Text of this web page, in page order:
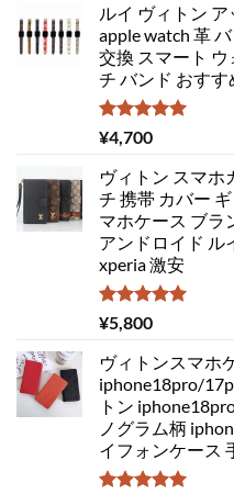
ルイ ヴィトン
apple watch 革
交換 スマート
チ バンド おすす
5段階中
5.00
¥4,700
ヴィトン スマホ
チ 携帯 カバー
マホケース ブラ
アンドロイド ル
xperia 激安
5段階中
5.00
¥5,800
ヴィトンスマホ
iphone18pro/
トン
ノグラム柄
イフォンケース